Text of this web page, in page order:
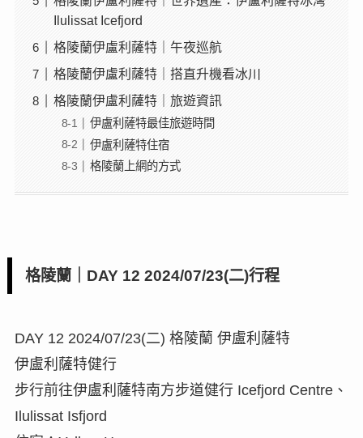
Ilulissat Icefjord
格陵蘭伊盧利薩特｜午夜巡航
格陵蘭伊盧利薩特｜搭直升機看冰川
格陵蘭伊盧利薩特｜旅遊資訊
伊盧利薩特最佳旅遊時間
伊盧利薩特住宿
格陵蘭上網的方式
格陵蘭｜DAY 12 2024/07/23(二)行程
DAY 12 2024/07/23(二) 格陵蘭 伊盧利薩特
伊盧利薩特健行
步行前往伊盧利薩特南方步道健行 Icefjord Centre、
Ilulissat Isfjord